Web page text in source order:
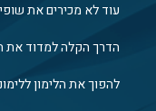
עוד לא מכירים את
הדרך הקלה למדוד
להפוך את הלימון